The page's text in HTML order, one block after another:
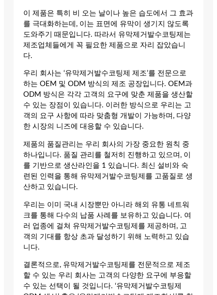
이 제품은 특히 비 오는 날이나 높은 습도에서 그 효과
를 극대화하는데, 이는 표면에 유막이 생기지 않도록
도와주기 때문입니다. 따라서 유막제거발수코팅제는
제조업체들에게 꼭 필요한 제품으로 자리 잡았습니
다.
우리 회사는 ‘유막제거발수코팅제 제조’를 전문으로
하는 OEM 및 ODM 방식의 제조 공장입니다. OEM과
ODM 방식은 각각 고객의 요구에 맞춘 제품을 생산할
수 있는 장점이 있습니다. 이러한 방식으로 우리는 고
객의 요구 사항에 따라 맞춤형 개발이 가능하며, 다양
한 시장의 니즈에 대응할 수 있습니다.
제품의 품질관리는 우리 회사의 가장 중요한 원칙 중
하나입니다. 품질 관리를 철저히 진행하고 있으며, 이
를 기반으로 생산라인을 1 있습니다. 최신 설비와 숙
련된 인력을 통해 유막제거발수코팅제를 고품질로 생
산하고 있습니다.
우리는 이미 국내 시장뿐만 아니라 해외 유통 네트워
크를 통해 다수의 납품 사례를 보유하고 있습니다. 여
러 업종에 걸쳐 유막제거발수코팅제를 제공하며, 고
객의 기대를 항상 초과 달성하기 위해 노력하고 있습
니다.
결론적으로, 유막제거발수코팅제를 전문적으로 제조
할 수 있는 우리 회사는 고객의 다양한 요구에 부응할
수 있는 선택이 될 것입니다. ‘유막제거발수코팅제